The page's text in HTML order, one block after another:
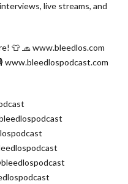
live streams, and
👕 🧢 www.bleedlos.com
www.bleedlospodcast.com